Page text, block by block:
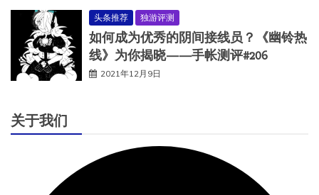
头条推荐 独游评测
如何成为优秀的阴间接线员？《幽铃热
线》为你揭晓——手帐测评#206
2021年12月9日
关于我们